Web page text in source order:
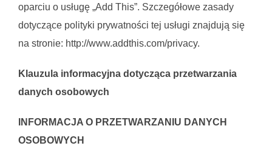
oparciu o usługę „Add This”. Szczegółowe zasady
dotyczące polityki prywatności tej usługi znajdują się
na stronie: http://www.addthis.com/privacy.
Klauzula informacyjna dotycząca przetwarzania
danych osobowych
INFORMACJA O PRZETWARZANIU DANYCH
OSOBOWYCH